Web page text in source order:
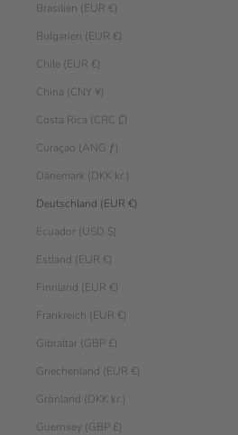
Brasilien (EUR €)
Bulgarien (EUR €)
Chile (EUR €)
China (CNY ¥)
Costa Rica (CRC ₡)
Curaçao (ANG ƒ)
Dänemark (DKK kr.)
Deutschland (EUR €)
Ecuador (USD $)
Estland (EUR €)
Finnland (EUR €)
Frankreich (EUR €)
Gibraltar (GBP £)
Griechenland (EUR €)
Grönland (DKK kr.)
Guernsey (GBP £)